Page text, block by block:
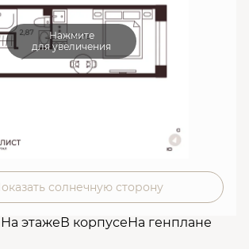
Нажмите
для увеличения
солнечную сторону
На этажеВ корпусеНа генплане